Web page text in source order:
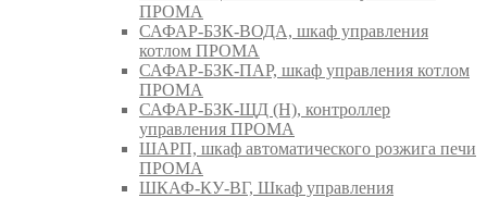
ПРОМА
САФАР-БЗК-ВОДА, шкаф управления
котлом ПРОМА
САФАР-БЗК-ПАР, шкаф управления котлом
ПРОМА
САФАР-БЗК-ЩД (Н), контроллер
управления ПРОМА
ШАРП, шкаф автоматического розжига печи
ПРОМА
ШКАФ-КУ-ВГ, Шкаф управления